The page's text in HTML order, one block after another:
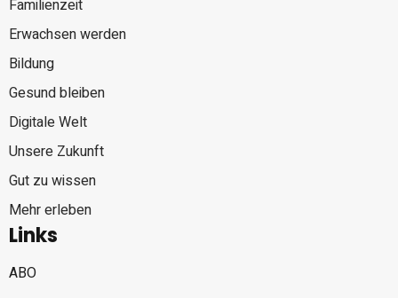
Familienzeit
Erwachsen werden
Bildung
Gesund bleiben
Digitale Welt
Unsere Zukunft
Gut zu wissen
Mehr erleben
Links
ABO